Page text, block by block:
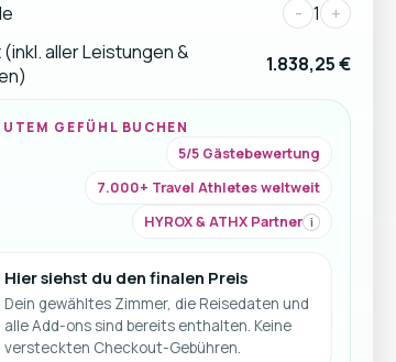
- 1 +
aller Leistungen &
1.838,25 €
GEFÜHL BUCHEN
5/5 Gästebewertung
7.000+ Travel Athletes weltweit
HYROX & ATHX Partner i
Hier siehst du den finalen Preis
Dein gewähltes Zimmer, die Reisedaten und
alle Add-ons sind bereits enthalten. Keine
versteckten Checkout-Gebühren.